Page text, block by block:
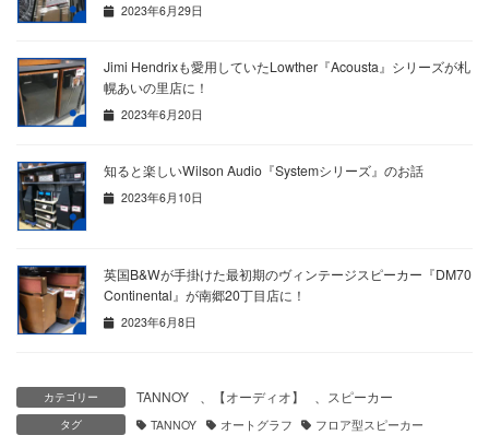
2023年6月29日
Jimi Hendrixも愛用していたLowther『Acousta』シリーズが札
幌あいの里店に！
2023年6月20日
知ると楽しいWilson Audio『Systemシリーズ』のお話
2023年6月10日
英国B&Wが手掛けた最初期のヴィンテージスピーカー『DM70
Continental』が南郷20丁目店に！
2023年6月8日
カテゴリー TANNOY 、 【オーディオ】 、 スピーカー
タグ TANNOY オートグラフ フロア型スピーカー